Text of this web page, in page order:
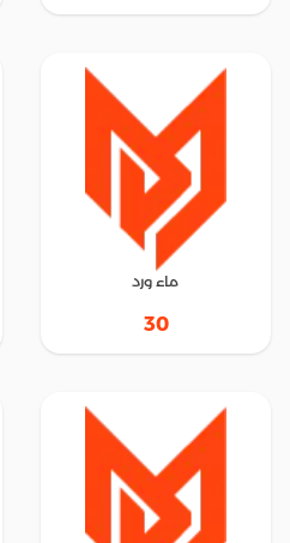
ماء ورد
30